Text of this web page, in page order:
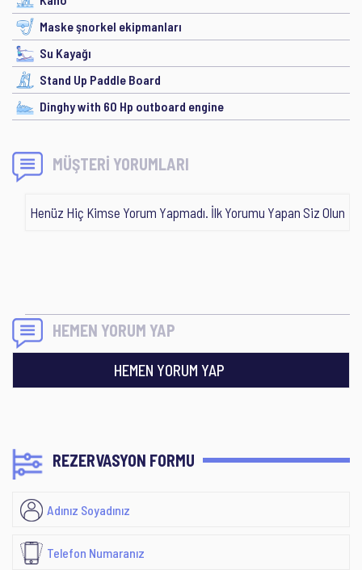
Maske şnorkel ekipmanları
Su Kayağı
Stand Up Paddle Board
Dinghy with 60 Hp outboard engine
MÜŞTERİ YORUMLARI
Henüz Hiç Kimse Yorum Yapmadı. İlk Yorumu Yapan Siz Olun
HEMEN YORUM YAP
HEMEN YORUM YAP
REZERVASYON FORMU